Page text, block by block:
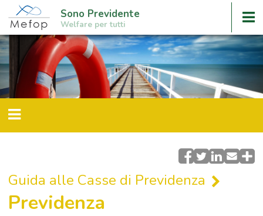
Sono Previdente
Welfare per tutti
Guida alle Casse di Previdenza
Previdenza